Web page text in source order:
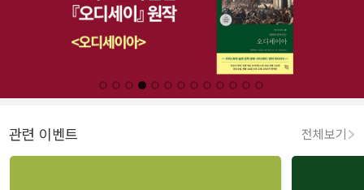
관련 이벤트 전체보기